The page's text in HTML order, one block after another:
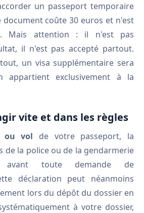
un passeport temporaire
document coûte 30 euros et n'est
Mais attention : il n'est pas
il n'est pas accepté partout.
un visa supplémentaire sera
appartient exclusivement à la
vite et dans les règles
ou vol de votre passeport, la
de la police ou de la gendarmerie
avant toute demande de
déclaration peut néanmoins
lors du dépôt du dossier en
à votre dossier,